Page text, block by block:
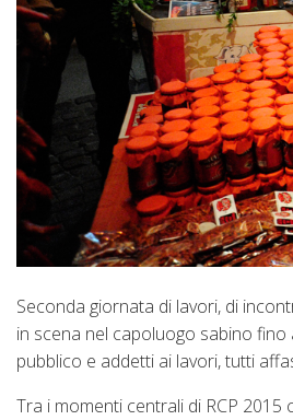
Seconda giornata di lavori, di
in scena nel capoluogo sabino
pubblico e addetti ai lavori, tutti
Tra i momenti centrali di RCP 2015